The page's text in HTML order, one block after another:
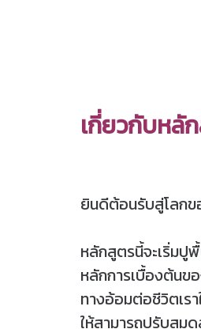
เกี่ยวกับหลั
ยินดีต้อนรับสู่โลกข
หลักสูตรนี้จะเริ่ม
หลักการเบื้องต้นข
ทางอ้อมต่อชีวิตเร
ให้สามารถปรับสม